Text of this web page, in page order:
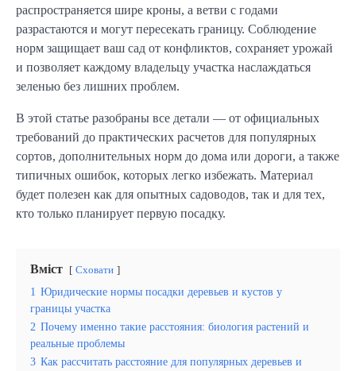
распространяется шире кроны, а ветви с годами
разрастаются и могут пересекать границу. Соблюдение
норм защищает ваш сад от конфликтов, сохраняет урожай
и позволяет каждому владельцу участка наслаждаться
зеленью без лишних проблем.
В этой статье разобраны все детали — от официальных
требований до практических расчетов для популярных
сортов, дополнительных норм до дома или дороги, а также
типичных ошибок, которых легко избежать. Материал
будет полезен как для опытных садоводов, так и для тех,
кто только планирует первую посадку.
Вміст Сховати
1 Юридические нормы посадки деревьев и кустов у
границы участка
2 Почему именно такие расстояния: биология растений и
реальные проблемы
3 Как рассчитать расстояние для популярных деревьев и